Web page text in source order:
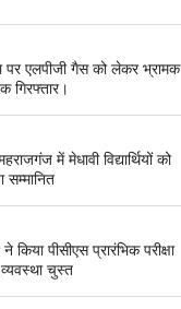
पर एलपीजी गैस को लेकर भ्रामक
गिरफ्तार।
में मेधावी विद्यार्थियों को
सम्मानित
किया पीसीएस प्रारंभिक परीक्षा
व्यवस्था चुस्त